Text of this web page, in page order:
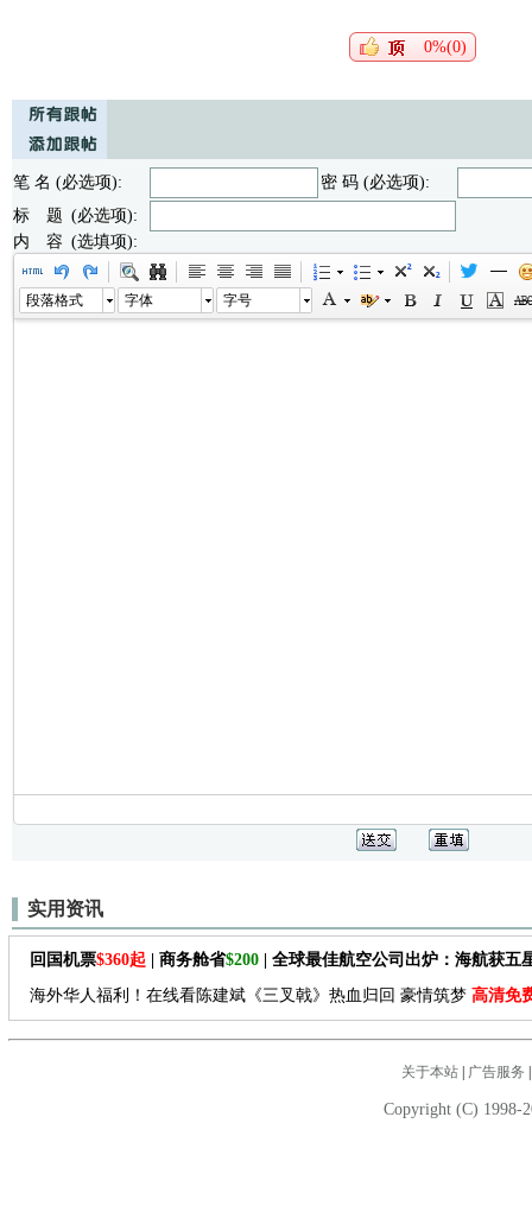
0%(0)
笔 名 (必选项):
密 码 (必选项):
标 题 (必选项):
内 容 (选填项):
段落格式 字体 字号
实用资讯
回国机票$360起 | 商务舱省$200 | 全球最佳航空公司出炉：海航获五
海外华人福利！在线看陈建斌《三叉戟》热血归回 豪情筑梦 高清免
关于本站| 广告服务
Copyright (C) 1998-